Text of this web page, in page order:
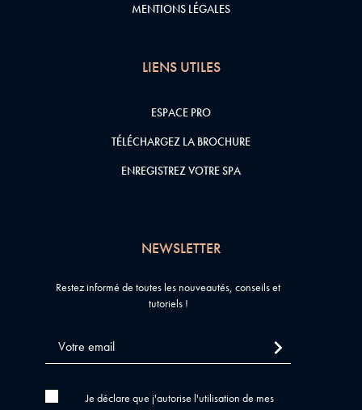
MENTIONS LÉGALES
LIENS UTILES
ESPACE PRO
TÉLÉCHARGEZ LA BROCHURE
ENREGISTREZ VOTRE SPA
NEWSLETTER
Restez informé de toutes les nouveautés, conseils et
tutoriels !
Je déclare que j'autorise l'utilisation de mes